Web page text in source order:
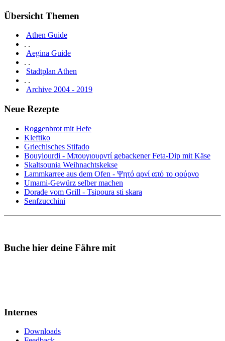
Übersicht Themen
Athen Guide
. .
Aegina Guide
. .
Stadtplan Athen
. .
Archive 2004 - 2019
Neue Rezepte
Roggenbrot mit Hefe
Kleftiko
Griechisches Stifado
Bouyiourdi - Μπουγιουρντί gebackener Feta-Dip mit Käse
Skaltsounia Weihnachtskekse
Lammkarree aus dem Ofen - Ψητό αρνί από το φούρνο
Umami-Gewürz selber machen
Dorade vom Grill - Tsipoura sti skara
Senfzucchini
Buche hier deine Fähre mit
Internes
Downloads